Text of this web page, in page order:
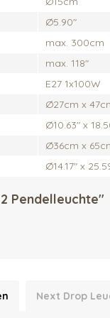
Ø5.90"
max. 300cm
max. 118"
E27 1x100W
Ø27cm x
Ø10.63" x
Ø36cm x
Ø14.17" x
Pendelleuchte"
Next Drop